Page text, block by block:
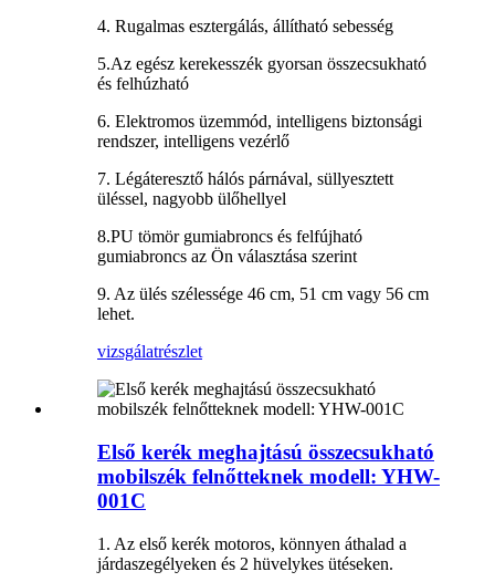
4. Rugalmas esztergálás, állítható sebesség
5.Az egész kerekesszék gyorsan összecsukható
és felhúzható
6. Elektromos üzemmód, intelligens biztonsági
rendszer, intelligens vezérlő
7. Légáteresztő hálós párnával, süllyesztett
üléssel, nagyobb ülőhellyel
8.PU tömör gumiabroncs és felfújható
gumiabroncs az Ön választása szerint
9. Az ülés szélessége 46 cm, 51 cm vagy 56 cm
lehet.
vizsgálatrészlet
Első kerék meghajtású összecsukható
mobilszék felnőtteknek modell: YHW-
001C
1. Az első kerék motoros, könnyen áthalad a
járdaszegélyeken és 2 hüvelykes ütéseken.